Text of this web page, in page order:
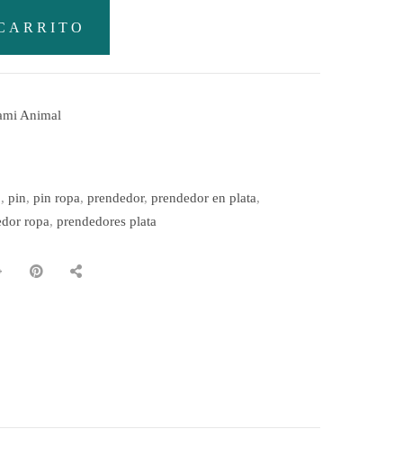
Animal
, pin, pin ropa, prendedor, prendedor en plata,
ropa, prendedores plata